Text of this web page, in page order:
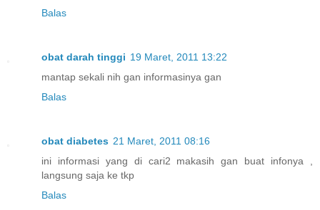
Balas
obat darah tinggi 19 Maret, 2011 13:22
mantap sekali nih gan informasinya gan
Balas
obat diabetes 21 Maret, 2011 08:16
ini informasi yang di cari2 makasih gan buat infonya ,
langsung saja ke tkp
Balas